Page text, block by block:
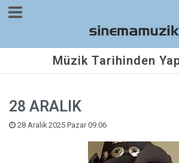
Müzik Tarihinden
28 ARALIK
28 Aralık 2025 Pazar 09:06